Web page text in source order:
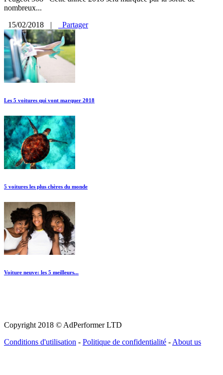
nombreux...
15/02/2018
| Partager
Les 5 voitures qui vont marquer 2018
5 voitures les plus chères du monde
Voiture neuve: les 5 meilleurs...
Copyright 2018 © AdPerformer LTD
Conditions d'utilisation - Politique de confidentialité - About us